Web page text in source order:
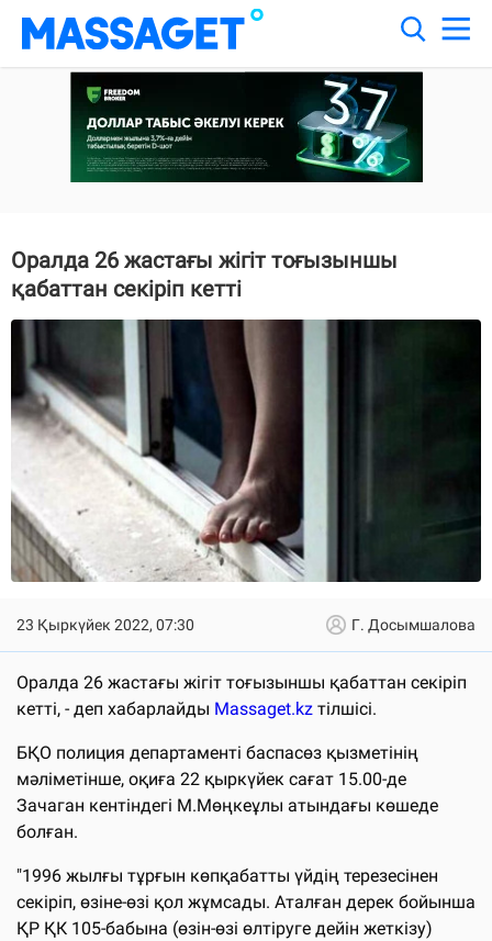
Оралда 26 жастағы жігіт тоғызыншы
қабаттан секіріп кетті
23 Қыркүйек 2022, 07:30 Г. Досымшалова
Оралда 26 жастағы жігіт тоғызыншы қабаттан секіріп
кетті, - деп хабарлайды Massaget.kz тілшісі.
БҚО полиция департаменті баспасөз қызметінің
мәліметінше, оқиға 22 қыркүйек сағат 15.00-де
Зачаган кентіндегі М.Мөңкеұлы атындағы көшеде
болған.
"1996 жылғы тұрғын көпқабатты үйдің терезесінен
секіріп, өзіне-өзі қол жұмсады. Аталған дерек бойынша
ҚР ҚК 105-бабына (өзін-өзі өлтіруге дейін жеткізу)